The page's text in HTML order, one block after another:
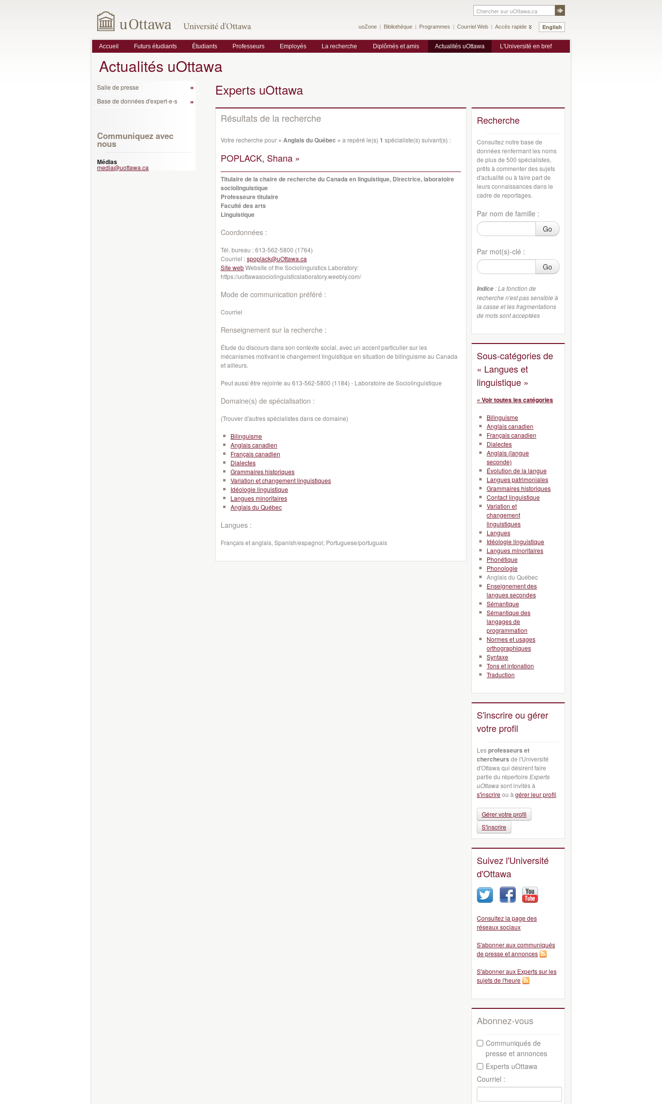
English
uoZone Bibliothèque Programmes Courriel Web Accès rapide
Accueil Futurs étudiants Étudiants Professeurs Employés La recherche Diplômés et amis Actualités uOttawa L'Université en bref
Actualités uOttawa
Salle de presse
Base de données d'expert-e-s
Communiquez avec
nous
Médias
media@uottawa.ca
Experts uOttawa
Résultats de la recherche
Votre recherche pour « Anglais du Québec » a repéré le(s) 1 spécialiste(s) suivant(s) :
POPLACK, Shana »
Titulaire de la chaire de recherche du Canada en linguistique, Directrice, laboratoire
sociolinguistique
Professeure titulaire
Faculté des arts
Linguistique
Coordonnées :
Tél. bureau :613-562-5800 (1764)
Courriel :spoplack@uOttawa.ca
Site webWebsite of the Sociolinguistics Laboratory:
https://uottawasociolinguisticslaboratory.weebly.com/
Mode de communication préféré :
Courriel
Renseignement sur la recherche :
Étude du discours dans son contexte social, avec un accent particulier sur les
mécanismes motivant le changement linguistique en situation de bilinguisme au Canada
et ailleurs.
Peut aussi être rejointe au 613-562-5800 (1184) - Laboratoire de Sociolinguistique
Domaine(s) de spécialisation :
(Trouver d'autres spécialistes dans ce domaine)
Bilinguisme
Anglais canadien
Français canadien
Dialectes
Grammaires historiques
Variation et changement linguistiques
Idéologie linguistique
Langues minoritaires
Anglais du Québec
Langues :
Français et anglais, Spanish/espagnol; Portuguese/portuguais
Recherche
Consultez notre base de
données renfermant les noms
de plus de 500 spécialistes,
prêts à commenter des sujets
d'actualité ou à faire part de
leurs connaissances dans le
cadre de reportages.
Par nom de famille :
Go
Par mot(s)-clé :
Go
Indice : La fonction de
recherche n'est pas sensible à
la casse et les fragmentations
de mots sont acceptées
Sous-catégories de
« Langues et
linguistique »
« Voir toutes les catégories
Bilinguisme
Anglais canadien
Français canadien
Dialectes
Anglais (langue
seconde)
Évolution de la langue
Langues patrimoniales
Grammaires historiques
Contact linguistique
Variation et
changement
linguistiques
Langues
Idéologie linguistique
Langues minoritaires
Phonétique
Phonologie
Anglais du Québec
Enseignement des
langues secondes
Sémantique
Sémantique des
langages de
programmation
Normes et usages
orthographiques
Syntaxe
Tons et intonation
Traduction
S'inscrire ou gérer
votre profil
Lesprofesseurs et
chercheurs de l'Université
d'Ottawa qui désirent faire
partie du répertoire Experts
uOttawa sont invités à
s'inscrireou à gérer leur profil.
Gérer votre profil
S'inscrire
Suivez l'Université
d'Ottawa
Consultez la page des
réseaux sociaux
S'abonner aux communiqués
de presse et annonces
S'abonner aux Experts sur les
sujets de l'heure
Abonnez-vous
Communiqués de
presse et annonces
Experts uOttawa
Courriel :